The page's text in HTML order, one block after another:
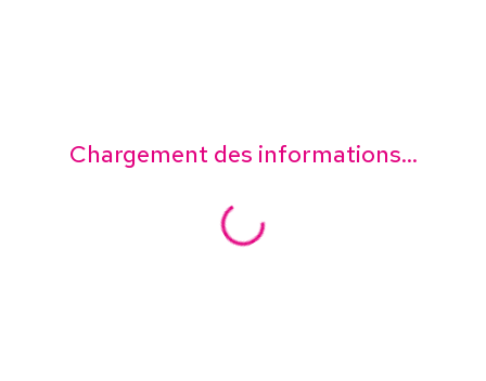
Chargement des informations...